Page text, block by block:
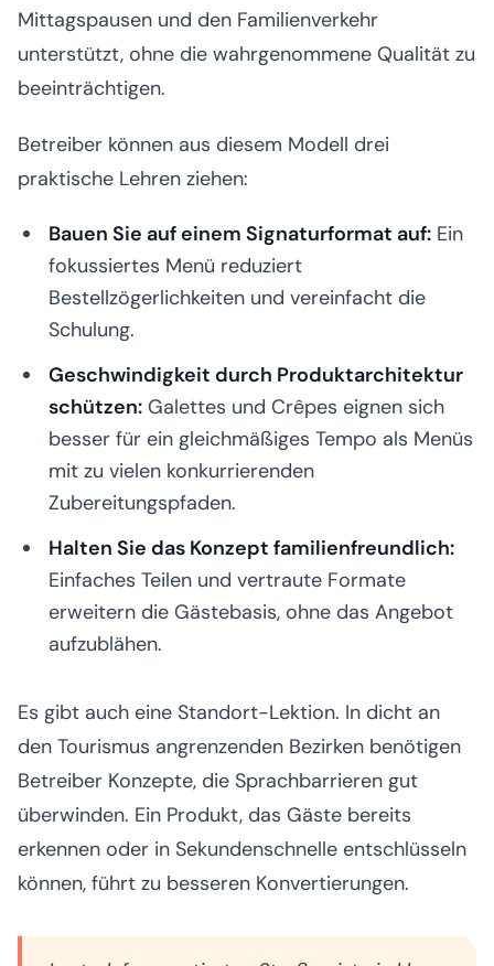
Mittagspausen und den Familienverkehr
unterstützt, ohne die wahrgenommene Qualität zu
beeinträchtigen.
Betreiber können aus diesem Modell drei
praktische Lehren ziehen:
Bauen Sie auf einem Signaturformat auf: Ein
fokussiertes Menü reduziert
Bestellzögerlichkeiten und vereinfacht die
Schulung.
Geschwindigkeit durch Produktarchitektur
schützen: Galettes und Crêpes eignen sich
besser für ein gleichmäßiges Tempo als Menüs
mit zu vielen konkurrierenden
Zubereitungspfaden.
Halten Sie das Konzept familienfreundlich:
Einfaches Teilen und vertraute Formate
erweitern die Gästebasis, ohne das Angebot
aufzublähen.
Es gibt auch eine Standort-Lektion. In dicht an
den Tourismus angrenzenden Bezirken benötigen
Betreiber Konzepte, die Sprachbarrieren gut
überwinden. Ein Produkt, das Gäste bereits
erkennen oder in Sekundenschnelle entschlüsseln
können, führt zu besseren Konvertierungen.